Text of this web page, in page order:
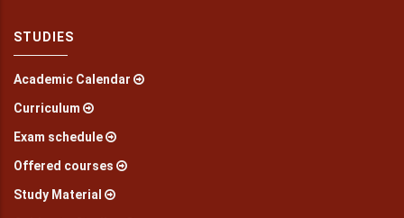
STUDIES
Academic Calendar
Curriculum
Exam schedule
Offered courses
Study Material